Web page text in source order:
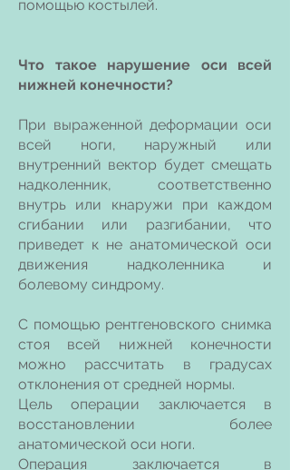
помощью костылей.
Что такое нарушение оси всей
нижней конечности?
При выраженной деформации оси
всей ноги, наружный или
внутренний вектор будет смещать
надколенник, соответственно
внутрь или кнаружи при каждом
сгибании или разгибании, что
приведет к не анатомической оси
движения надколенника и
болевому синдрому.
С помощью рентгеновского снимка
стоя всей нижней конечности
можно рассчитать в градусах
отклонения от средней нормы.
Цель операции заключается в
восстановлении более
анатомической оси ноги.
Операция заключается в